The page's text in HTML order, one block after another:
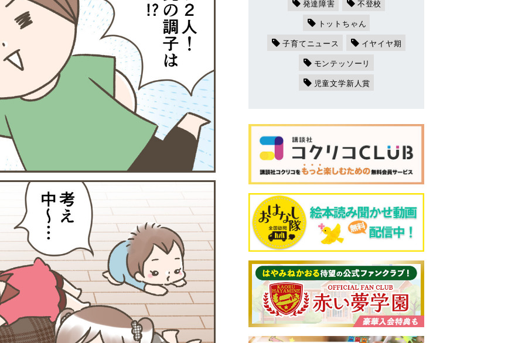
発達障害
不登校
トットちゃん
子育てニュース
イヤイヤ期
モンテッソーリ
児童文学新人賞